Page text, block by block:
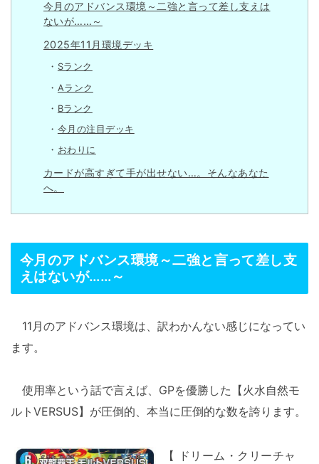
今月のアドバンス環境～二強と言って差し支えは
ないが……～
2025年11月環境デッキ
Sランク
Aランク
Bランク
今月の注目デッキ
おわりに
カードが高すぎて手が出せない…。そんなあなた
へ。
今月のアドバンス環境～二強と言って差し支
えはないが……～
11月のアドバンス環境は、訳わかんない感じになってい
ます。
使用率という話で言えば、GPを優勝した【火水自然モ
ルトVERSUS】が圧倒的、本当に圧倒的な数を誇ります。
【 ドリーム・クリーチャ